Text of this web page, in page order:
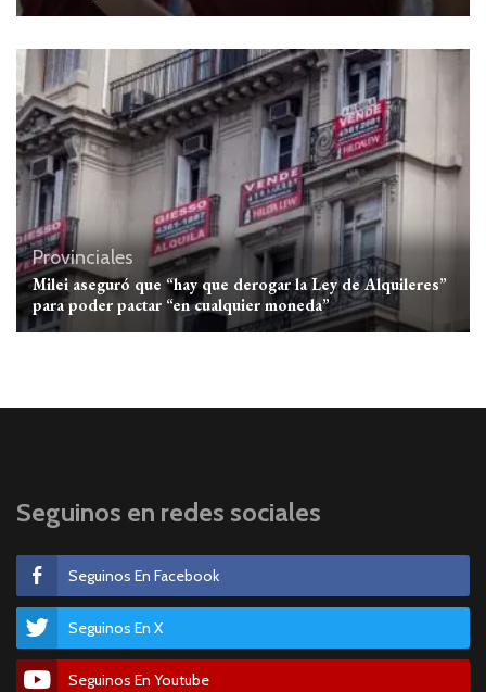
Provinciales
Milei aseguró que “hay que derogar la Ley de Alquileres”
para poder pactar “en cualquier moneda”
Seguinos en redes sociales
Seguinos En Facebook
Seguinos En X
Seguinos En Youtube